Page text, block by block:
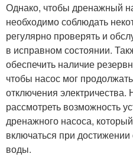
Однако, чтобы дренажный
необходимо соблюдать
регулярно проверять и
в исправном состоянии.
обеспечить наличие
чтобы насос мог
отключения
рассмотреть возможность
дренажного насоса,
включаться при
воды.